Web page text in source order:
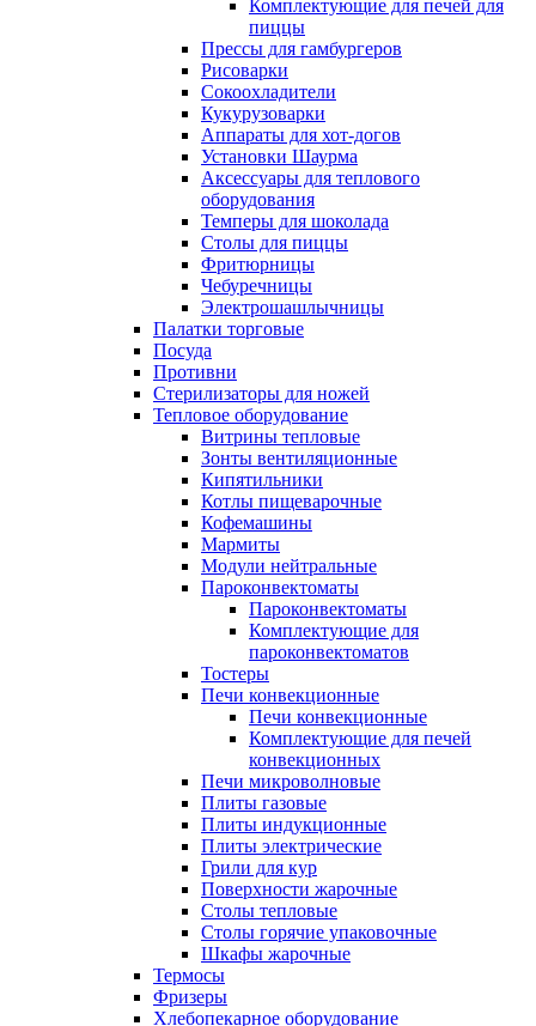
Комплектующие для печей для
пиццы
Прессы для гамбургеров
Рисоварки
Сокоохладители
Кукурузоварки
Аппараты для хот-догов
Установки Шаурма
Аксессуары для теплового
оборудования
Темперы для шоколада
Столы для пиццы
Фритюрницы
Чебуречницы
Электрошашлычницы
Палатки торговые
Посуда
Противни
Стерилизаторы для ножей
Тепловое оборудование
Витрины тепловые
Зонты вентиляционные
Кипятильники
Котлы пищеварочные
Кофемашины
Мармиты
Модули нейтральные
Пароконвектоматы
Пароконвектоматы
Комплектующие для
пароконвектоматов
Тостеры
Печи конвекционные
Печи конвекционные
Комплектующие для печей
конвекционных
Печи микроволновые
Плиты газовые
Плиты индукционные
Плиты электрические
Грили для кур
Поверхности жарочные
Столы тепловые
Столы горячие упаковочные
Шкафы жарочные
Термосы
Фризеры
Хлебопекарное оборудование